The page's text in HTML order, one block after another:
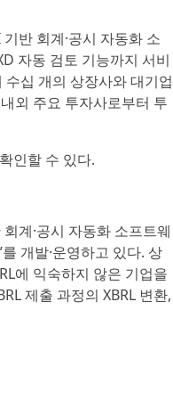
반 회계·공시 자동화 소
자동 검토 기능까지 서비
십 개의 상장사와 대기업
외 주요 투자사로부터 투
인할 수 있다.
계·공시 자동화 소프트웨
개발·운영하고 있다. 상
에 익숙하지 않은 기업을
제출 과정의 XBRL 변환,